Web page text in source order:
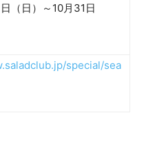
（日）～10月31日
special/sea